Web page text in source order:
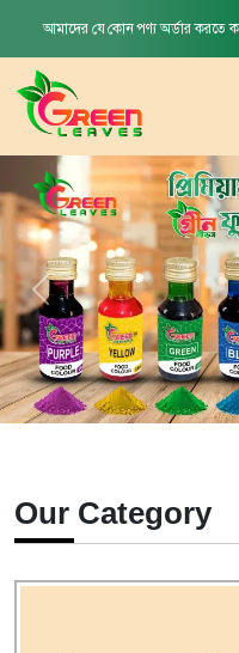
আমাদের যে কোন পণ্য অর্ডার
Our Category